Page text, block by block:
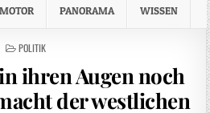
MOTOR PANORAMA WISSEN
POSTED
POLITIK
ihren Augen noch
der westlichen